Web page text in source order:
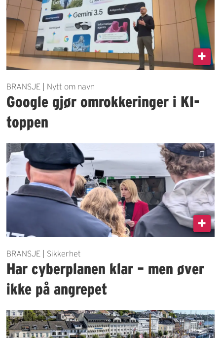
BRANSJE | Nytt om navn
Google gjør omrokkeringer i KI-
toppen
BRANSJE | Sikkerhet
Har cyberplanen klar – men øver
ikke på angrepet